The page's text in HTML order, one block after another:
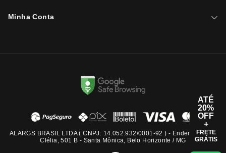
Minha Conta
ALARGS BRASIL LTDA ( CNPJ: 14.052.932/0001-92 ) - Endereço: Rua
Clélia, 501 B - Santa Mônica, Belo Horizonte / MG
ATÉ
20%
OFF
+
FRETE
GRÁTIS